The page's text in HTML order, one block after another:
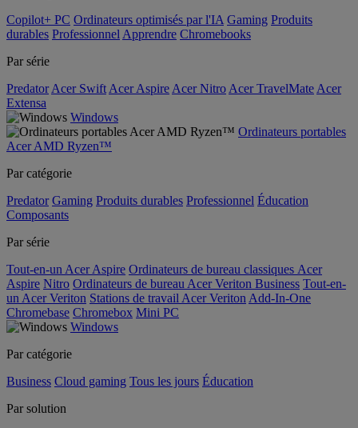
Copilot+ PC Ordinateurs optimisés par l'IA Gaming Produits
durables Professionnel Apprendre Chromebooks
Par série
Predator Acer Swift Acer Aspire Acer Nitro Acer TravelMate Acer
Extensa
Windows
Ordinateurs portables
Acer AMD Ryzen™
Par catégorie
Predator Gaming Produits durables Professionnel Éducation
Composants
Par série
Tout-en-un Acer Aspire Ordinateurs de bureau classiques Acer
Aspire Nitro Ordinateurs de bureau Acer Veriton Business Tout-en-
un Acer Veriton Stations de travail Acer Veriton Add-In-One
Chromebase Chromebox Mini PC
Windows
Par catégorie
Business Cloud gaming Tous les jours Éducation
Par solution